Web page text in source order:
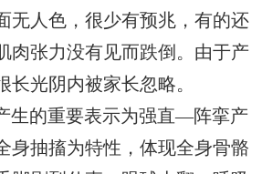
无人色，很少有预兆，有的还
肉张力没有见而跌倒。由于产
长光阴内被家长忽略。
生的重要表示为强直—阵挛产
身抽搐为特性，体现全身骨骼